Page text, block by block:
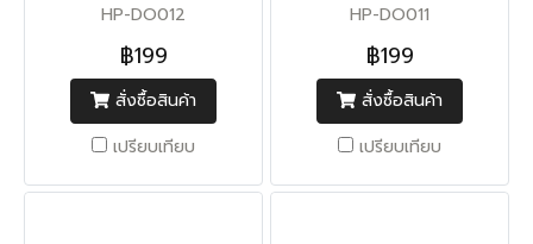
HP-DO012
฿199
สั่งซื้อสินค้า
เปรียบเทียบ
HP-DO011
฿199
สั่งซื้อสินค้า
เปรียบเทียบ